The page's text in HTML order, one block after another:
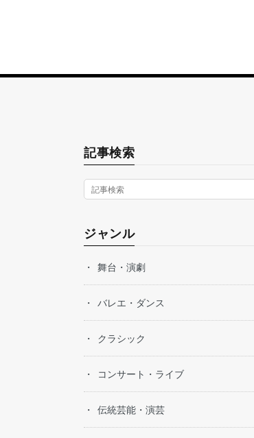
記事検索
ジャンル
舞台・演劇
バレエ・ダンス
クラシック
コンサート・ライブ
伝統芸能・演芸